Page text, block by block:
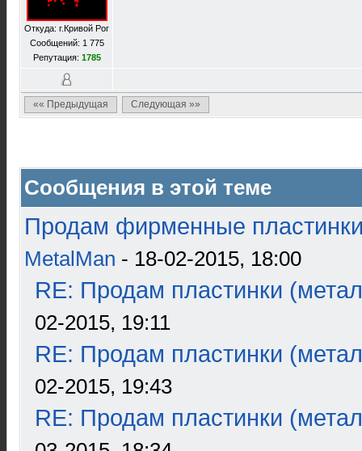
Откуда: г.Кривой Рог
Сообщений: 1 775
Репутация: 1785
«« Предыдущая Следующая »»
Сообщения в этой теме
Продам фирменные
MetalMan - 18-02-2015, 18:00
RE: Продам пластинки
02-2015, 19:11
RE: Продам пластинки
02-2015, 19:43
RE: Продам пластинки